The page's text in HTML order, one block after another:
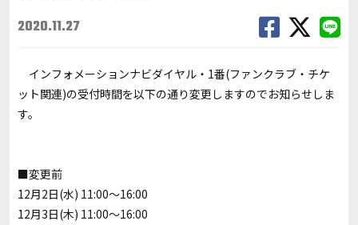
2020.11.27
インフォメーションナビダイヤル・1番(ファンクラブ・チケ
ット関連)の受付時間を以下の通り変更しますのでお知らせしま
す。
■変更前
12月2日(水) 11:00～16:00
12月3日(木) 11:00～16:00